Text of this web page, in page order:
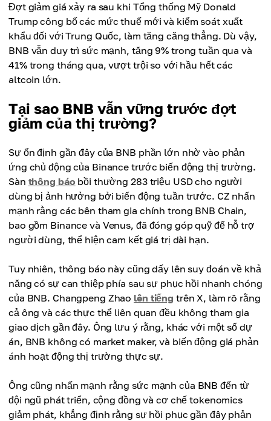
Đợt giảm giá xảy ra sau khi Tổng thống Mỹ Donald
Trump công bố các mức thuế mới và kiểm soát xuất
khẩu đối với Trung Quốc, làm tăng căng thẳng. Dù vậy,
BNB vẫn duy trì sức mạnh, tăng 9% trong tuần qua và
41% trong tháng qua, vượt trội so với hầu hết các
altcoin lớn.
Tại sao BNB vẫn vững trước đợt
giảm của thị trường?
Sự ổn định gần đây của BNB phần lớn nhờ vào phản
ứng chủ động của Binance trước biến động thị trường.
Sàn thông báo bồi thường 283 triệu USD cho người
dùng bị ảnh hưởng bởi biến động tuần trước. CZ nhấn
mạnh rằng các bên tham gia chính trong BNB Chain,
bao gồm Binance và Venus, đã đóng góp quỹ để hỗ trợ
người dùng, thể hiện cam kết giá trị dài hạn.
Tuy nhiên, thông báo này cũng dấy lên suy đoán về khả
năng có sự can thiệp phía sau sự phục hồi nhanh chóng
của BNB. Changpeng Zhao lên tiếng trên X, làm rõ rằng
cả ông và các thực thể liên quan đều không tham gia
giao dịch gần đây. Ông lưu ý rằng, khác với một số dự
án, BNB không có market maker, và biến động giá phản
ánh hoạt động thị trường thực sự.
Ông cũng nhấn mạnh rằng sức mạnh của BNB đến từ
đội ngũ phát triển, cộng đồng và cơ chế tokenomics
giảm phát, khẳng định rằng sự hồi phục gần đây phản